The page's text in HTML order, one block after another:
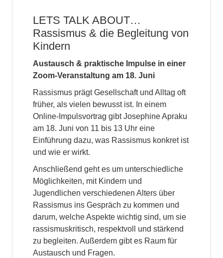
LETS TALK ABOUT…
Rassismus & die Begleitung von
Kindern
Austausch & praktische Impulse in einer
Zoom-Veranstaltung am 18. Juni
Rassismus prägt Gesellschaft und Alltag oft
früher, als vielen bewusst ist. In einem
Online-Impulsvortrag gibt Josephine Apraku
am 18. Juni von 11 bis 13 Uhr eine
Einführung dazu, was Rassismus konkret ist
und wie er wirkt.
Anschließend geht es um unterschiedliche
Möglichkeiten, mit Kindern und
Jugendlichen verschiedenen Alters über
Rassismus ins Gespräch zu kommen und
darum, welche Aspekte wichtig sind, um sie
rassismuskritisch, respektvoll und stärkend
zu begleiten. Außerdem gibt es Raum für
Austausch und Fragen.